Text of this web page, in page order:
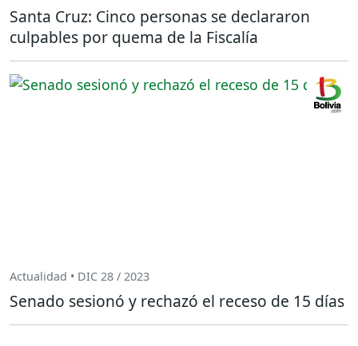
Santa Cruz: Cinco personas se declararon
culpables por quema de la Fiscalía
Actualidad • DIC 28 / 2023
Senado sesionó y rechazó el receso de 15 días